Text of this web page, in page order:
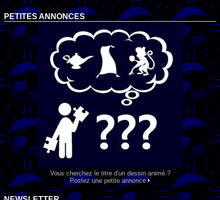
PETITES ANNONCES
Vous cherchez le titre d'un dessin animé ?
Postez une petite annonce